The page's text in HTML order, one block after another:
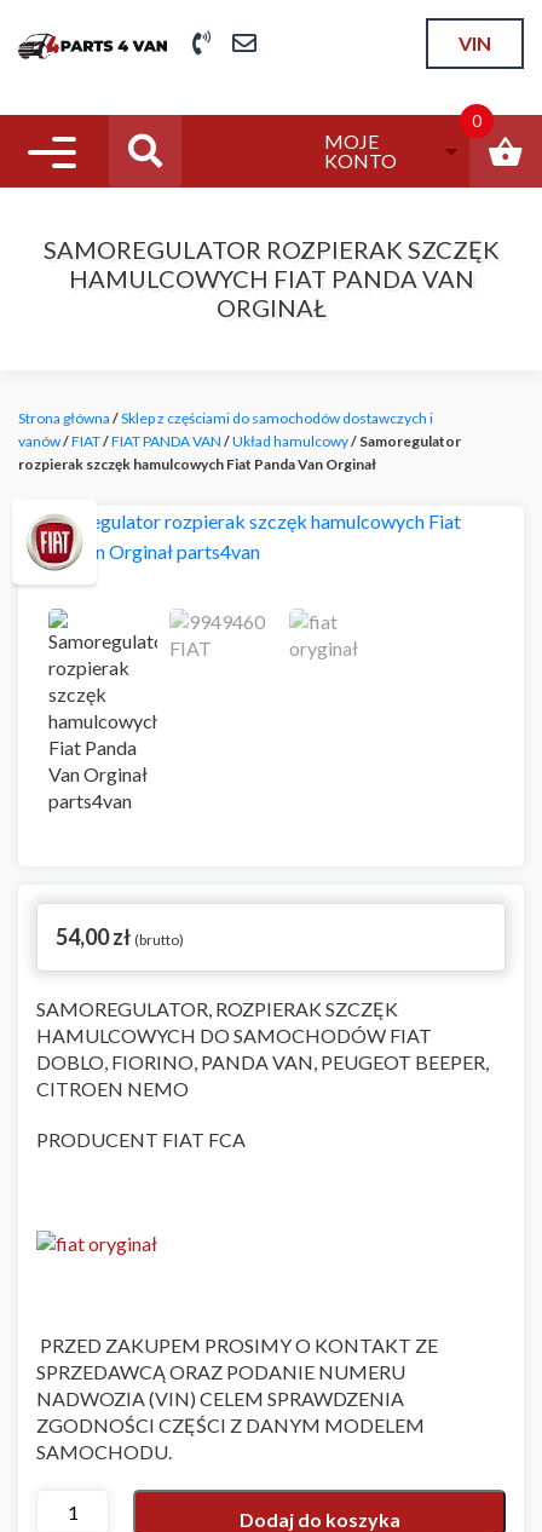
VIN
Nawigacja mobilna
MOJE
KONTO
SAMOREGULATOR ROZPIERAK SZCZĘK
HAMULCOWYCH FIAT PANDA VAN
ORGINAŁ
Strona główna /Sklep z częściami do samochodów dostawczych i
vanów/FIAT/FIAT PANDA VAN /Układ hamulcowy/ Samoregulator
rozpierak szczęk hamulcowych Fiat Panda Van Orginał
54,00zł (brutto)
SAMOREGULATOR, ROZPIERAK SZCZĘK
HAMULCOWYCH DO SAMOCHODÓW FIAT
DOBLO, FIORINO, PANDA VAN, PEUGEOT BEEPER,
CITROEN NEMO
PRODUCENT FIAT FCA
PRZED ZAKUPEM PROSIMY O KONTAKT ZE
SPRZEDAWCĄ ORAZ PODANIE NUMERU
NADWOZIA (VIN) CELEM SPRAWDZENIA
ZGODNOŚCI CZĘŚCI Z DANYM MODELEM
SAMOCHODU.
Dodaj do koszyka
0